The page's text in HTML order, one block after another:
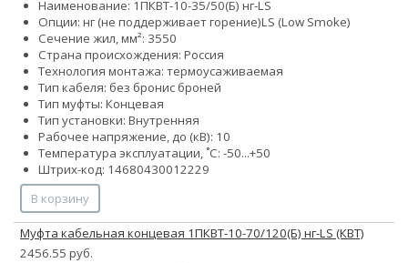
Наименование: 1ПКВТ-10-35/50(Б) нг-LS
Опции: нг (не поддерживает горение)LS (Low Smoke)
Сечение жил, мм²: 3550
Страна происхождения: Россия
Технология монтажа: термоусаживаемая
Тип кабеля: без бронис броней
Тип муфты: Концевая
Тип установки: Внутренняя
Рабочее напряжение, до (кВ): 10
Температура эксплуатации, ˚С: -50...+50
Штрих-код: 14680430012229
В корзину
Муфта кабельная концевая 1ПКВТ-10-70/120(Б) нг-LS (КВТ)
2456.55 руб.